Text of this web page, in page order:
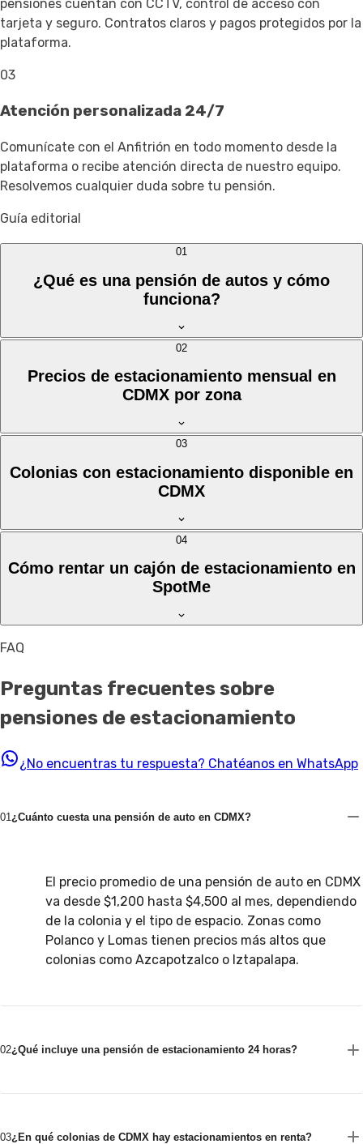
pensiones cuentan con CCTV, control de acceso con
tarjeta y seguro. Contratos claros y pagos protegidos por la
plataforma.
03
Atención personalizada 24/7
Comunícate con el Anfitrión en todo momento desde la
plataforma o recibe atención directa de nuestro equipo.
Resolvemos cualquier duda sobre tu pensión.
Guía editorial
01
¿Qué es una pensión de autos y cómo
funciona?
02
Precios de estacionamiento mensual en
CDMX por zona
03
Colonias con estacionamiento disponible en
CDMX
04
Cómo rentar un cajón de estacionamiento en
SpotMe
FAQ
Preguntas frecuentes sobre
pensiones de estacionamiento
¿No encuentras tu respuesta? Chatéanos en WhatsApp
01 ¿Cuánto cuesta una pensión de auto en CDMX?
El precio promedio de una pensión de auto en CDMX
va desde $1,200 hasta $4,500 al mes, dependiendo
de la colonia y el tipo de espacio. Zonas como
Polanco y Lomas tienen precios más altos que
colonias como Azcapotzalco o Iztapalapa.
02¿Qué incluye una pensión de estacionamiento 24 horas?
03¿En qué colonias de CDMX hay estacionamientos en renta?